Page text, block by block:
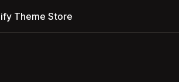
Theme Store